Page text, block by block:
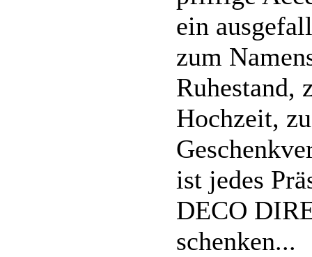
ein
zum
Ruhestand,
Hochzeit,
ist jedes
DECO
schenken...